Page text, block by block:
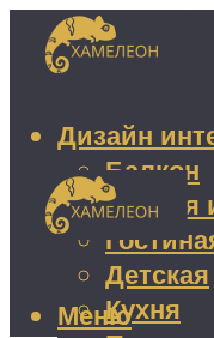
Дизайн
Балкон
Ванная
Детская
Кухня
Меню